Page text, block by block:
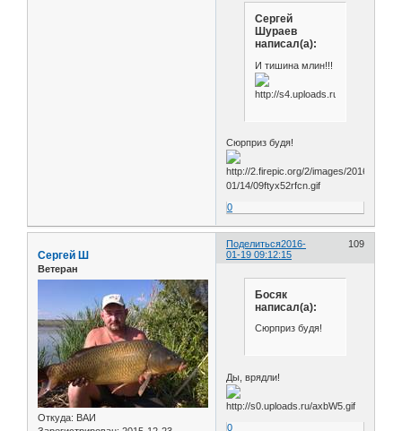
Сергей
Шураев
написал(а):
И тишина млин!!!
Сюрприз будя!
0
Поделиться 109
2016-
01-19 09:12:15
Сергей Ш
Ветеран
Откуда: ВАИ
Босяк
написал(а):
Сюрприз будя!
Ды, врядли!
0